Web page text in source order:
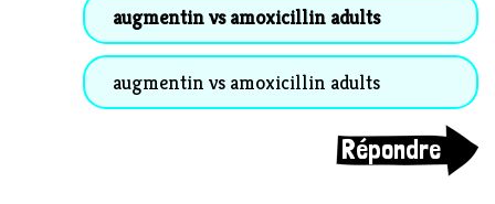
augmentin vs amoxicillin adults
augmentin vs amoxicillin adults
Répondre